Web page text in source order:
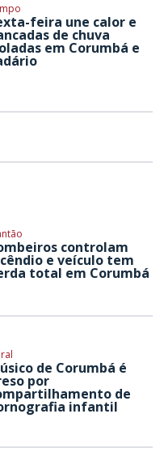
feira une calor e
de chuva
em Corumbá e
controlam
e veículo tem
total em Corumbá
de Corumbá é
por
de
infantil